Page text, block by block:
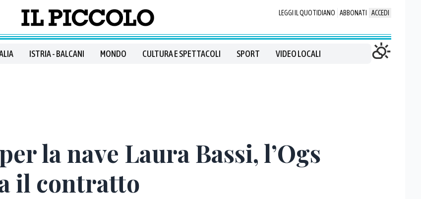
LEGGI IL QUOTIDIANO ABBONATI ACCEDI
ISTRIA - BALCANI MONDO CULTURA E SPETTACOLI SPORT VIDEO LOCALI
la nave Laura Bassi, l’Ogs
il contratto